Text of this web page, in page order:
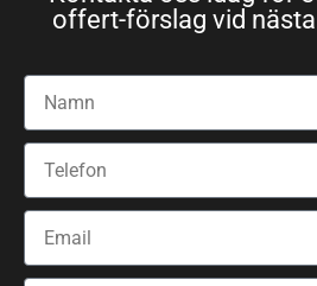
offert-förslag vid